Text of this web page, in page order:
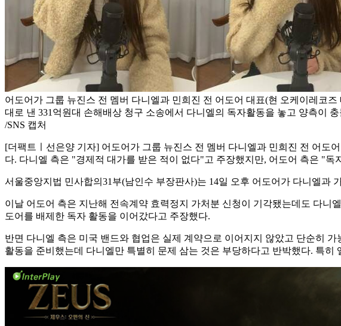
어도어가 그룹 뉴진스 전 멤버 다니엘과 민희진 전 어도어 대표(현 오케이레코즈
대로 낸 331억원대 손해배상 청구 소송에서 다니엘의 독자활동을 놓고 양측이 충
/SNS 캡처
[더팩트ㅣ선은양 기자] 어도어가 그룹 뉴진스 전 멤버 다니엘과 민희진 전 어도
다. 다니엘 측은 "경제적 대가를 받은 적이 없다"고 주장했지만, 어도어 측은 "독
서울중앙지법 민사합의31부(남인수 부장판사)는 14일 오후 어도어가 다니엘과
이날 어도어 측은 지난해 전속계약 효력정지 가처분 신청이 기각됐는데도 다니
도어를 배제한 독자 활동을 이어갔다고 주장했다.
반면 다니엘 측은 미국 밴드와 협업은 실제 계약으로 이어지지 않았고 단순히
활동을 준비했는데 다니엘만 특별히 문제 삼는 것은 부당하다고 반박했다. 특